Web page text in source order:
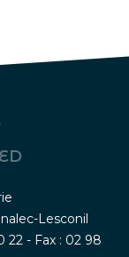
Lesconil
22 - Fax : 02 98